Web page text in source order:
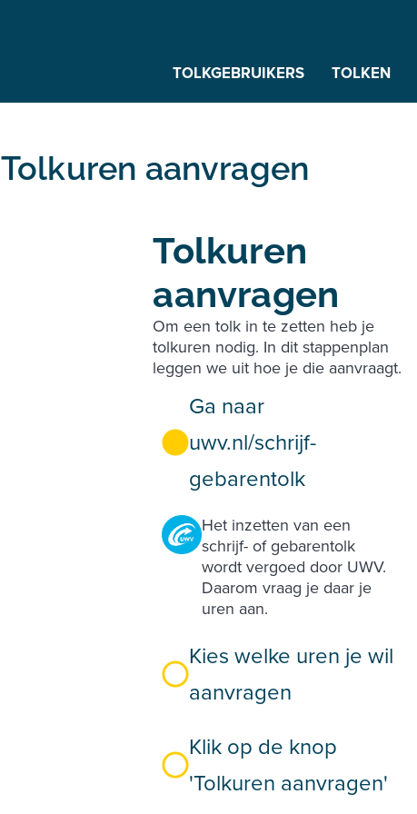
TOLKGEBRUIKERS TOLKEN
Tolkuren aanvragen
Tolkuren
aanvragen
Om een tolk in te zetten heb je
tolkuren nodig. In dit stappenplan
leggen we uit hoe je die aanvraagt.
Ga naar
uwv.nl/schrijf-
gebarentolk
Het inzetten van een
schrijf- of gebarentolk
wordt vergoed door UWV.
Daarom vraag je daar je
uren aan.
Kies welke uren je wil
aanvragen
Klik op de knop
'Tolkuren aanvragen'